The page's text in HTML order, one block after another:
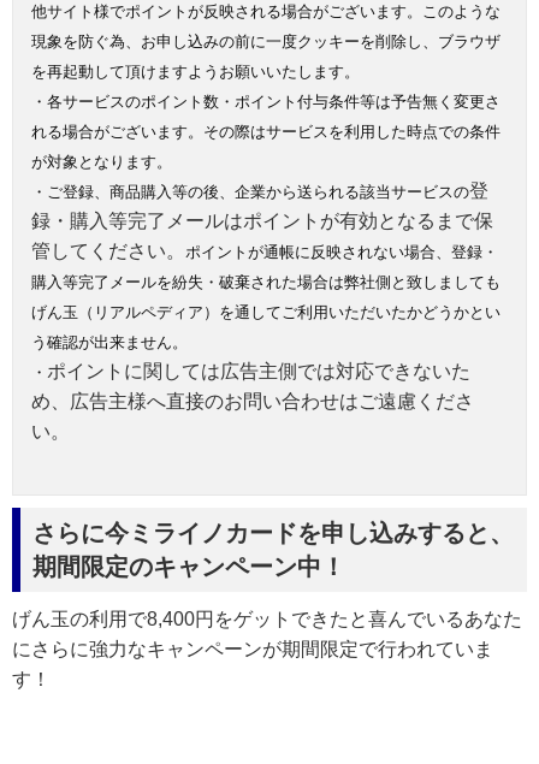
他サイト様でポイントが反映される場合がございます。このような
現象を防ぐ為、お申し込みの前に一度クッキーを削除し、ブラウザ
を再起動して頂けますようお願いいたします。
・各サービスのポイント数・ポイント付与条件等は予告無く変更さ
れる場合がございます。その際はサービスを利用した時点での条件
が対象となります。
・ご登録、商品購入等の後、企業から送られる該当サービスの登
録・購入等完了メールはポイントが有効となるまで保
管してください。
ポイントが通帳に反映されない場合、登録・
購入等完了メールを紛失・破棄された場合は弊社側と致しましても
げん玉（リアルペディア）を通してご利用いただいたかどうかとい
う確認が出来ません。
・ ポイントに関しては広告主側では対応できないた
め、広告主様へ直接のお問い合わせはご遠慮くださ
い。
さらに今ミライノカードを申し込みすると、
期間限定のキャンペーン中！
げん玉の利用で8,400円をゲットできたと喜んでいるあなた
にさらに強力なキャンペーンが期間限定で行われていま
す！